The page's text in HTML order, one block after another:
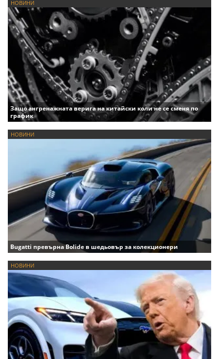
НОВИНИ
Защо ангренажната верига на китайски коли не се сменя по
график
НОВИНИ
Bugatti превърна Bolide в шедьовър за колекционери
НОВИНИ